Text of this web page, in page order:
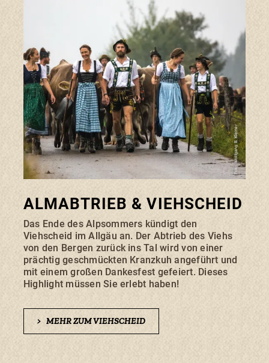
Foto: Wolfgang B. Kleiner
ALMABTRIEB & VIEHSCHEID
Das Ende des Alpsommers kündigt den
Viehscheid im Allgäu an. Der Abtrieb des Viehs
von den Bergen zurück ins Tal wird von einer
prächtig geschmückten Kranzkuh angeführt und
mit einem großen Dankesfest gefeiert. Dieses
Highlight müssen Sie erlebt haben!
> MEHR ZUM VIEHSCHEID